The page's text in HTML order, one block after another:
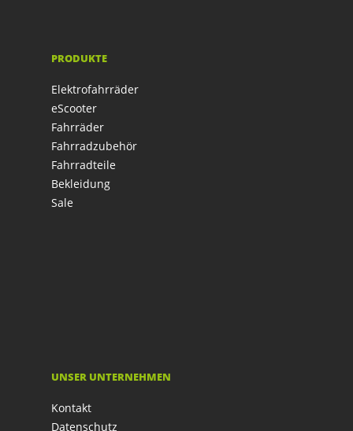
PRODUKTE
Elektrofahrräder
eScooter
Fahrräder
Fahrradzubehör
Fahrradteile
Bekleidung
Sale
UNSER UNTERNEHMEN
Kontakt
Datenschutz